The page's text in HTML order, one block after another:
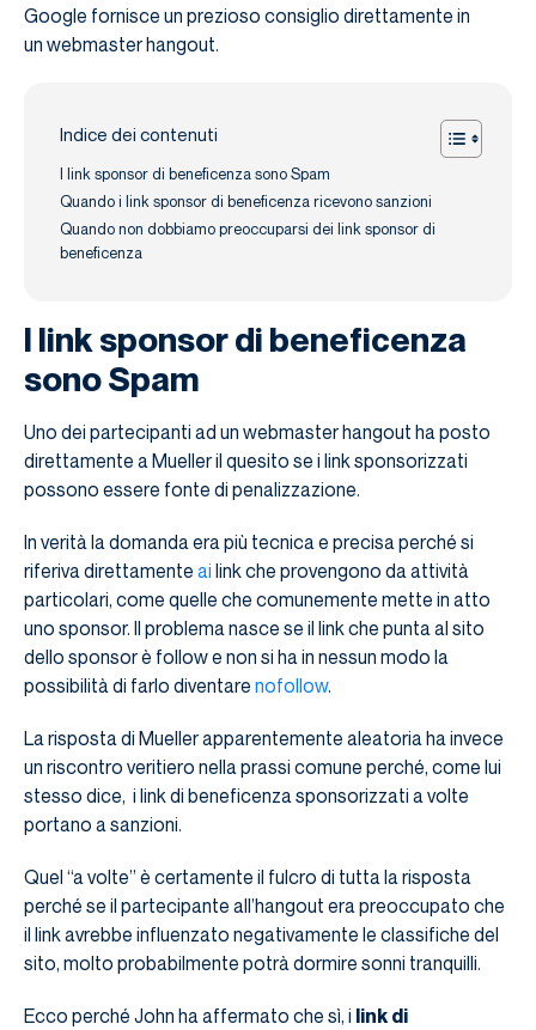
Google fornisce un prezioso consiglio direttamente in
un webmaster hangout.
Indice dei contenuti
I link sponsor di beneficenza sono Spam
Quando i link sponsor di beneficenza ricevono sanzioni
Quando non dobbiamo preoccuparsi dei link sponsor di
beneficenza
I link sponsor di beneficenza
sono Spam
Uno dei partecipanti ad un webmaster hangout ha posto
direttamente a Mueller il quesito se i link sponsorizzati
possono essere fonte di penalizzazione.
In verità la domanda era più tecnica e precisa perché si
riferiva direttamente ai link che provengono da attività
particolari, come quelle che comunemente mette in atto
uno sponsor. Il problema nasce se il link che punta al sito
dello sponsor è follow e non si ha in nessun modo la
possibilità di farlo diventare nofollow.
La risposta di Mueller apparentemente aleatoria ha invece
un riscontro veritiero nella prassi comune perché, come lui
stesso dice, i link di beneficenza sponsorizzati a volte
portano a sanzioni.
Quel “a volte” è certamente il fulcro di tutta la risposta
perché se il partecipante all’hangout era preoccupato che
il link avrebbe influenzato negativamente le classifiche del
sito, molto probabilmente potrà dormire sonni tranquilli.
Ecco perché John ha affermato che sì, i link di